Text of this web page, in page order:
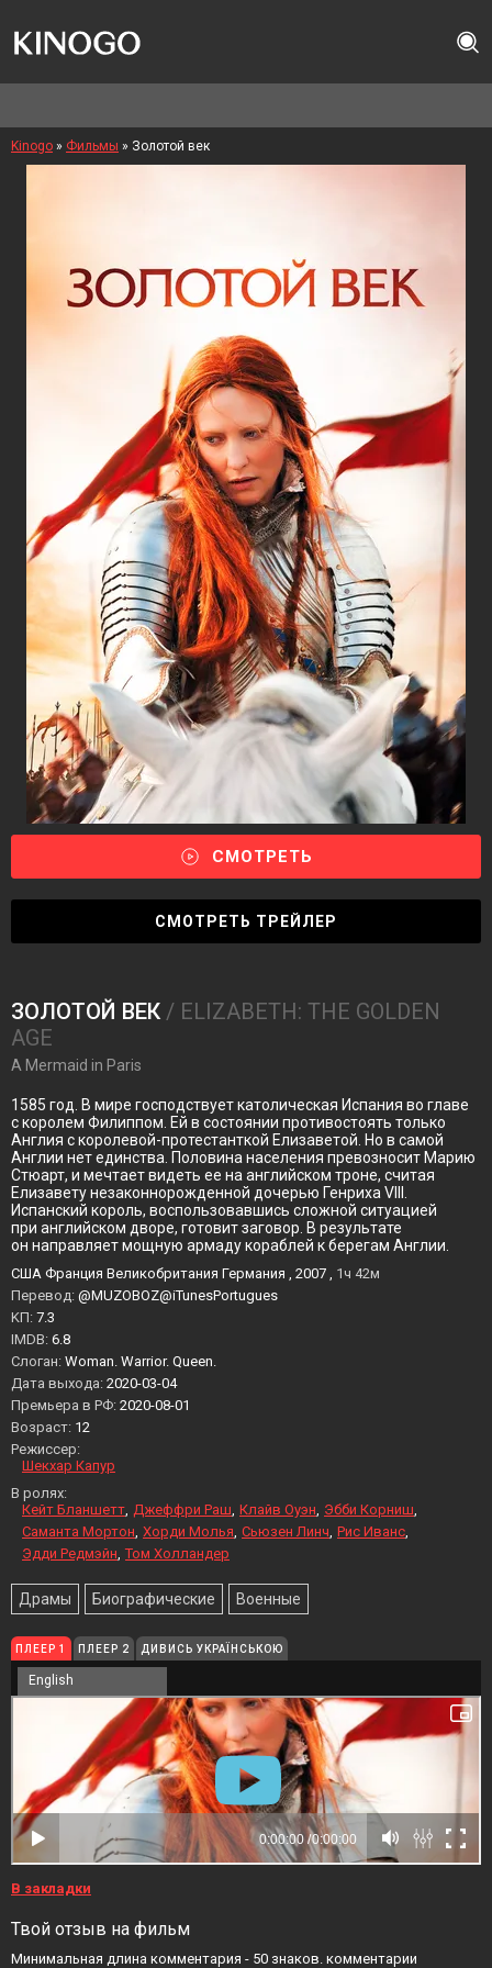
Kinogo » Фильмы » Золотой век
СМОТРЕТЬ
СМОТРЕТЬ ТРЕЙЛЕР
ЗОЛОТОЙ ВЕК / ELIZABETH: THE GOLDEN
AGE
A Mermaid in Paris
1585 год. В мире господствует католическая Испания во главе
с королем Филиппом. Ей в состоянии противостоять только
Англия с королевой-протестанткой Елизаветой. Но в самой
Англии нет единства. Половина населения превозносит Марию
Стюарт, и мечтает видеть ее на английском троне, считая
Елизавету незаконнорожденной дочерью Генриха VIII.
Испанский король, воспользовавшись сложной ситуацией
при английском дворе, готовит заговор. В результате
он направляет мощную армаду кораблей к берегам Англии.
США Франция Великобритания Германия , 2007 , 1ч 42м
Перевод: @MUZOBOZ@iTunesPortugues
KП: 7.3
IMDB: 6.8
Слоган: Woman. Warrior. Queen.
Дата выхода: 2020-03-04
Премьера в РФ: 2020-08-01
Возраст: 12
Режиссер:
Шекхар Капур
В ролях:
Кейт Бланшетт Джеффри Раш Клайв Оуэн Эбби Корниш
Саманта Мортон Хорди Молья Сьюзен Линч Рис Иванс
Эдди Редмэйн Том Холландер
Драмы Биографические Военные
ПЛЕЕР 1 ПЛЕЕР 2 ДИВИСЬ УКРАЇНСЬКОЮ
English
В закладки
Твой отзыв на фильм
Минимальная длина комментария - 50 знаков. комментарии